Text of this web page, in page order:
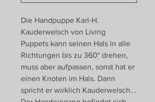
Die Handpuppe Karl-H.
Kauderwelsch von Living
Puppets kann seinen Hals in alle
Richtungen bis zu 360° drehen,
muss aber aufpassen, sonst hat er
einen Knoten im Hals. Dann
spricht er wirklich Kauderwelsch...